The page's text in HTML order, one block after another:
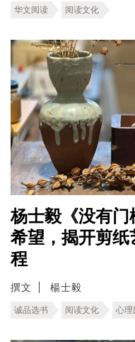
华文阅读 阅读文化
杨士毅《没有
希望，揭开剪
程
撰文 楊士毅
诚品选书 阅读文化 心理